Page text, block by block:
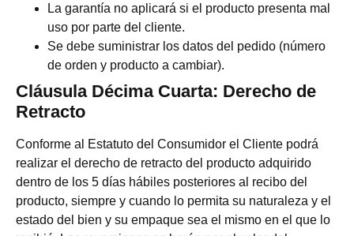
La garantía no aplicará si el producto presenta mal
uso por parte del cliente.
Se debe suministrar los datos del pedido (número
de orden y producto a cambiar).
Cláusula Décima Cuarta: Derecho de
Retracto
Conforme al Estatuto del Consumidor el Cliente podrá
realizar el derecho de retracto del producto adquirido
dentro de los 5 días hábiles posteriores al recibo del
producto, siempre y cuando lo permita su naturaleza y el
estado del bien y su empaque sea el mismo en el que lo